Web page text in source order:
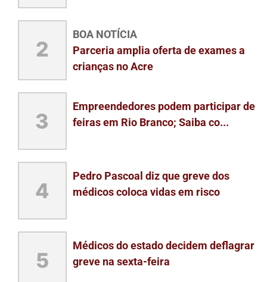
2
BOA NOTÍCIA
Parceria amplia oferta de exames a
crianças no Acre
3
Empreendedores podem participar de
feiras em Rio Branco; Saiba co...
4
Pedro Pascoal diz que greve dos
médicos coloca vidas em risco
5
Médicos do estado decidem deflagrar
greve na sexta-feira